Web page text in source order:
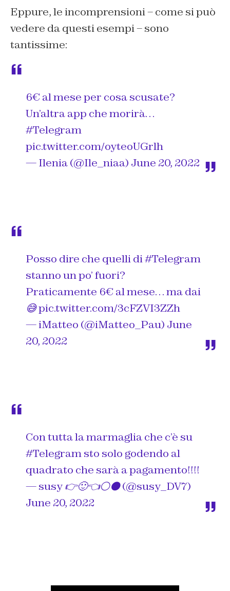
Eppure, le incomprensioni – come si può
vedere da questi esempi – sono
tantissime:
6€ al mese per cosa scusate?
Un’altra app che morirà…
#Telegram
pic.twitter.com/oyteoUGrlh
— Ilenia (@Ile_niaa) June 20, 2022
Posso dire che quelli di#Telegram
stanno un po’ fuori?
Praticamente 6€ al mese… ma dai
😅pic.twitter.com/3cFZVI3ZZh
— iMatteo (@iMatteo_Pau) June
20, 2022
Con tutta la marmaglia che c’è su
#Telegramsto solo godendo al
quadrato che sarà a pagamento!!!!
— susy 👉🙂👈⚪️⚫️ (@susy_DV7)
June 20, 2022